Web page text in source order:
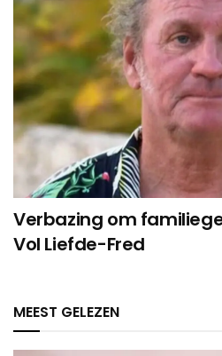
Verbazing om
Vol Liefde-Fred
MEEST GELEZEN